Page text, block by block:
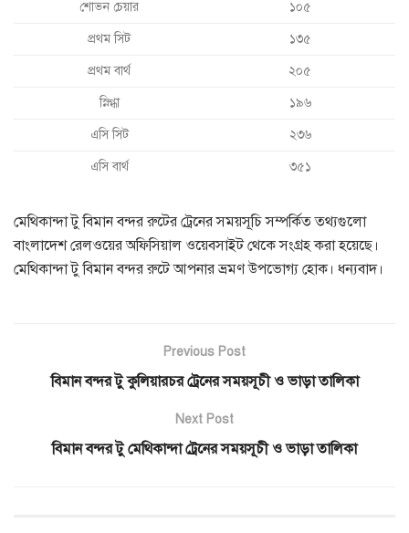
শোভন চেয়ার ১০৫
প্রথম সিট ১৩৫
প্রথম বার্থ ২০৫
স্নিগ্ধা ১৯৬
এসি সিট ২৩৬
এসি বার্থ ৩৫১
মেথিকান্দা টু বিমান বন্দর রুটের ট্রেনের সময়সূচি সম্পর্কিত তথ্যগুলো
বাংলাদেশ রেলওয়ের অফিসিয়াল ওয়েবসাইট থেকে সংগ্রহ করা হয়েছে।
মেথিকান্দা টু বিমান বন্দর রুটে আপনার ভ্রমণ উপভোগ্য হোক। ধন্যবাদ।
Previous Post
বিমান বন্দর টু কুলিয়ারচর ট্রেনের সময়সূচী ও ভাড়া তালিকা
Next Post
বিমান বন্দর টু মেথিকান্দা ট্রেনের সময়সূচী ও ভাড়া তালিকা